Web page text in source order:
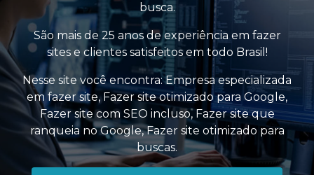
busca.
São mais de 25 anos de experiência em fazer
sites e clientes satisfeitos em todo Brasil!
Nesse site você encontra:Empresa especializada
em fazer site,Fazer site otimizado para Google,
Fazer site com SEO incluso, Fazer site que
ranqueia no Google,Fazer site otimizado para
buscas.